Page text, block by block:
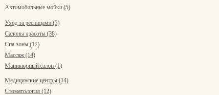
Автомобильные мойки (5)
Уход за ресницами (3)
Салоны красоты (38)
Спа-зоны (12)
Массаж (14)
Маникюрный салон (1)
Медицинские центры (14)
Стоматология (12)